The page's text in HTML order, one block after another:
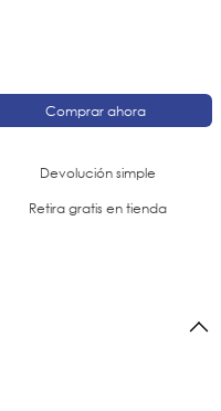
Comprar ahora
Devolución simple
Retira gratis en tienda